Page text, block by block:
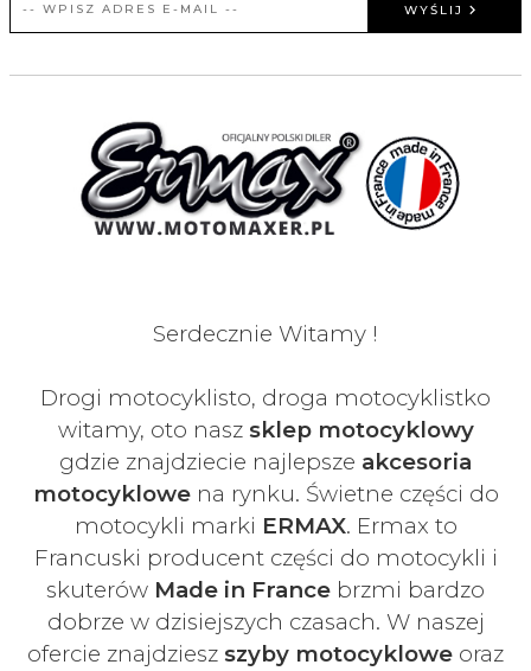
WYŚLIJ
Serdecznie Witamy !
Drogi motocyklisto, droga motocyklistko
witamy, oto nasz sklep motocyklowy
gdzie znajdziecie najlepsze akcesoria
motocyklowena rynku. Świetne części do
motocykli marki ERMAX. Ermax to
Francuski producent części do motocykli i
skuterów Made in France brzmi bardzo
dobrze w dzisiejszych czasach. W naszej
ofercie znajdziesz szyby motocyklowe oraz